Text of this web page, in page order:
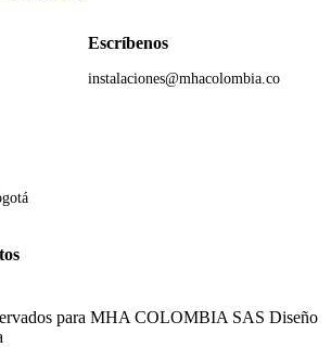
Escríbenos
instalaciones@mhacolombia.co
para MHA COLOMBIA SAS Diseño